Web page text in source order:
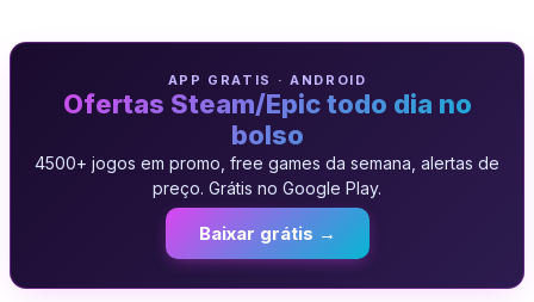
APP GRATIS · ANDROID
Ofertas Steam/Epic todo dia no
bolso
4500+ jogos em promo, free games da semana, alertas de
preço. Grátis no Google Play.
Baixar grátis →